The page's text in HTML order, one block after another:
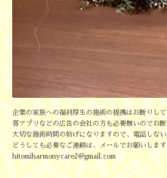
企業の家族への福利厚生の施術の提携はお断りし
客アプリなどの広告の会社の方も必要無いのでお
大切な施術時間の妨げになりますので、電話しない
どうしても必要なご連絡は、メールでお願いしま
hitomiharmonycare2@gmail.com